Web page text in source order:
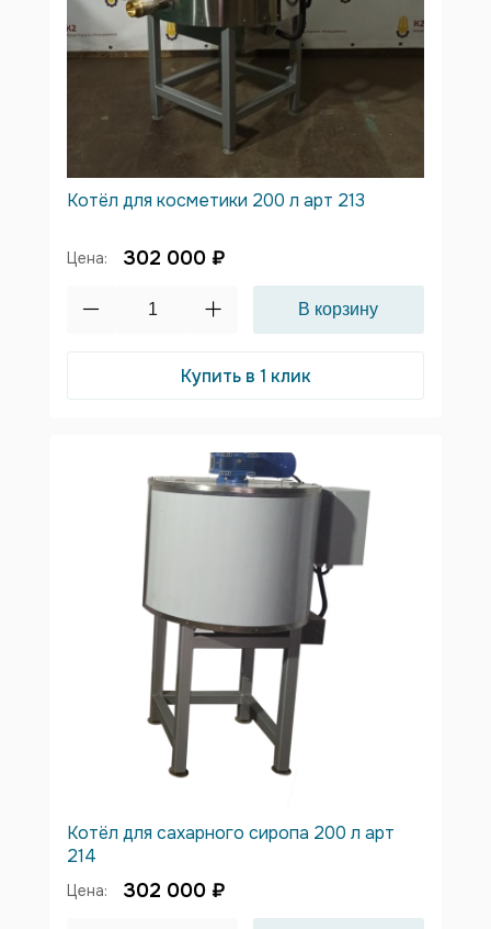
Котёл для косметики 200 л арт 213
Цена: 302 000 ₽
Купить в 1 клик
Котёл для сахарного сиропа 200 л арт
214
Цена: 302 000 ₽